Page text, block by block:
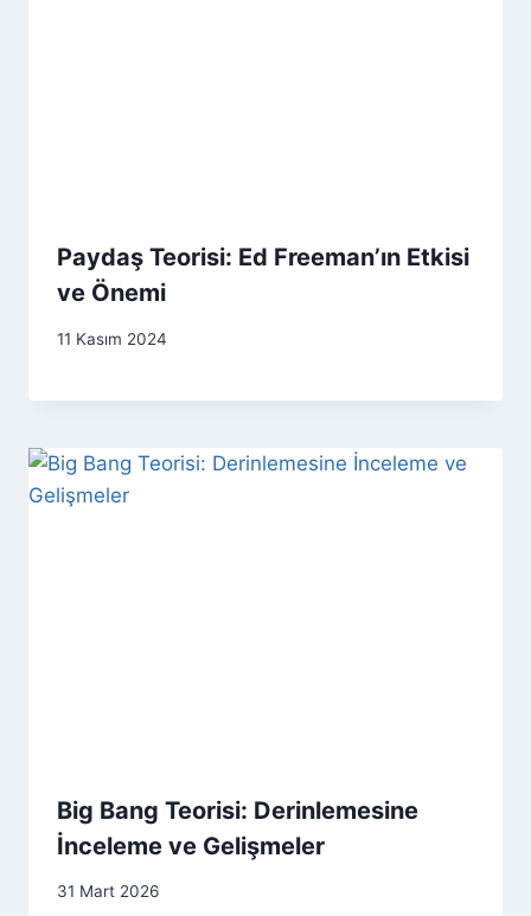
Paydaş Teorisi: Ed Freeman’ın Etkisi
ve Önemi
11 Kasım 2024
Big Bang Teorisi: Derinlemesine
İnceleme ve Gelişmeler
31 Mart 2026